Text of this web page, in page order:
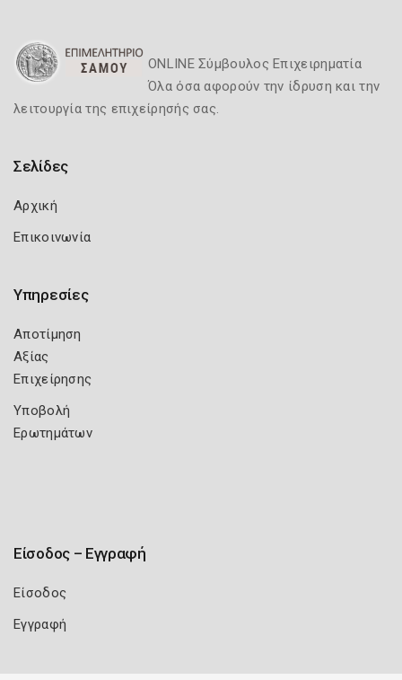
ONLINE Σύμβουλος Επιχειρηματία
Όλα όσα αφορούν την ίδρυση και την
λειτουργία της επιχείρησής σας.
Σελίδες
Αρχική
Επικοινωνία
Υπηρεσίες
Αποτίμηση
Αξίας
Επιχείρησης
Υποβολή
Ερωτημάτων
Είσοδος – Εγγραφή
Είσοδος
Εγγραφή